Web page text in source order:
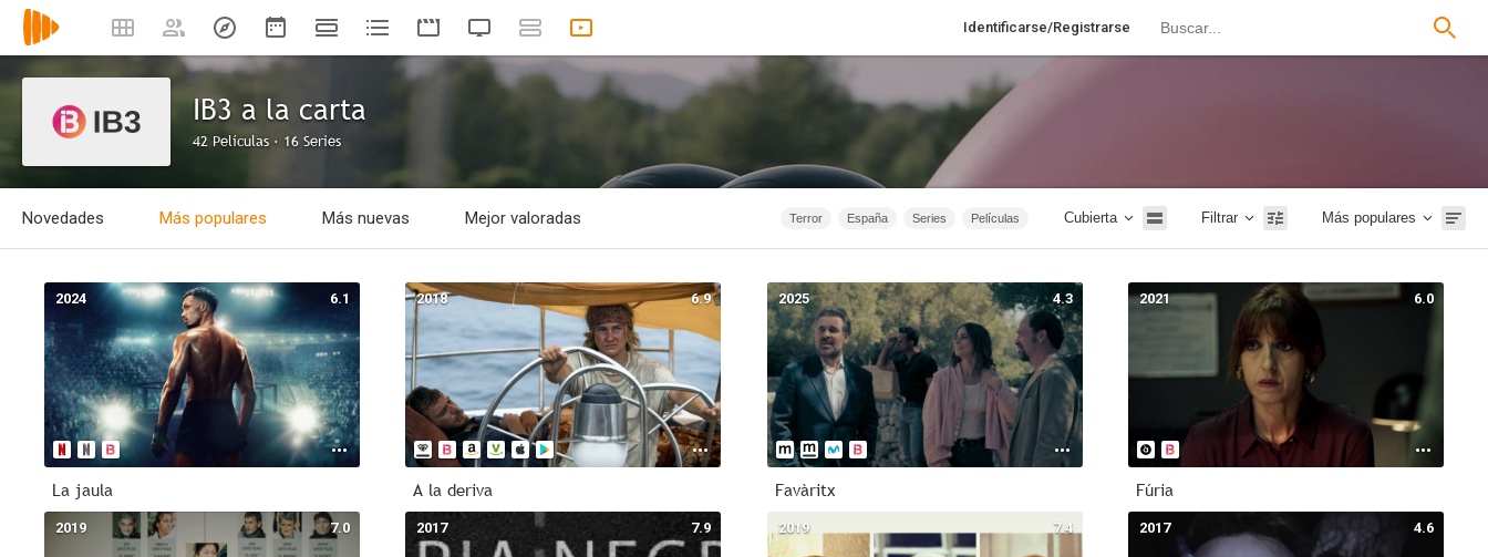
Identificarse/Registrarse
IB3 a la carta
42 Películas · 16 Series
Novedades Más populares Más nuevas Mejor valoradas Películas
Series
España
Terror
Documentales
Animación
Romance
Infantil
Rusia
1874 - 2015
Anime
2026
Acción
40m - 1h 20m
Intriga
Cubierta Filtrar Más populares
6.1
2024
La jaula
6.9
2018
A la deriva
4.3
2025
Favàritx
6.0
2021
Fúria
7.0
2019 7.9
2017 7.4
2019 4.6
2017